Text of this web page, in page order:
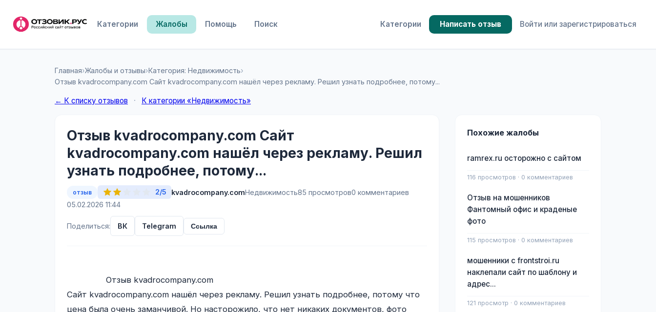
Категории Жалобы Помощь Поиск Категории Написать отзыв Войти или зарегистрироваться
Главная›Жалобы и отзывы›Категория: Недвижимость›
Отзыв kvadrocompany.com Сайт kvadrocompany.com нашёл через рекламу. Решил узнать подробнее, потому...
← К списку отзывов · К категории «Недвижимость»
Отзыв kvadrocompany.com Сайт
kvadrocompany.com нашёл через рекламу. Решил
узнать подробнее, потому...
отзыв 2/5 kvadrocompany.comНедвижимость85 просмотров0 комментариев
05.02.2026 11:44
Поделиться: ВК Telegram Ссылка
Сайт kvadrocompany.com нашёл через рекламу. Решил узнать подробнее, потому что
цена была очень заманчивой. Но насторожило, что нет никаких документов, фото
Похожие жалобы
ramrex.ru осторожно с сайтом
116 просмотров · 0 комментариев
Отзыв на мошенников
Фантомный офис и краденые
фото
115 просмотров · 0 комментариев
мошенники с frontstroi.ru
наклепали сайт по шаблону и
адрес...
121 просмотр · 0 комментариев